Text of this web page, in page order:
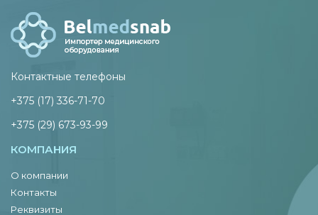
Контактные телефоны
+375 (17) 336-71-70
+375 (29) 673-93-99
КОМПАНИЯ
О компании
Контакты
Реквизиты